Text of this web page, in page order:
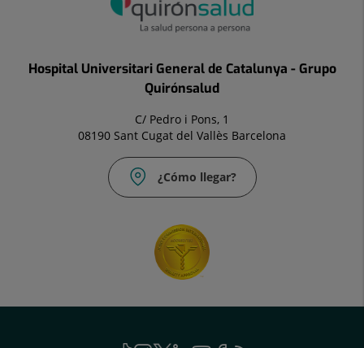
Hospital Universitari General de Catalunya - Grupo
Quirónsalud
C/ Pedro i Pons, 1
08190 Sant Cugat del Vallès Barcelona
¿Cómo llegar?